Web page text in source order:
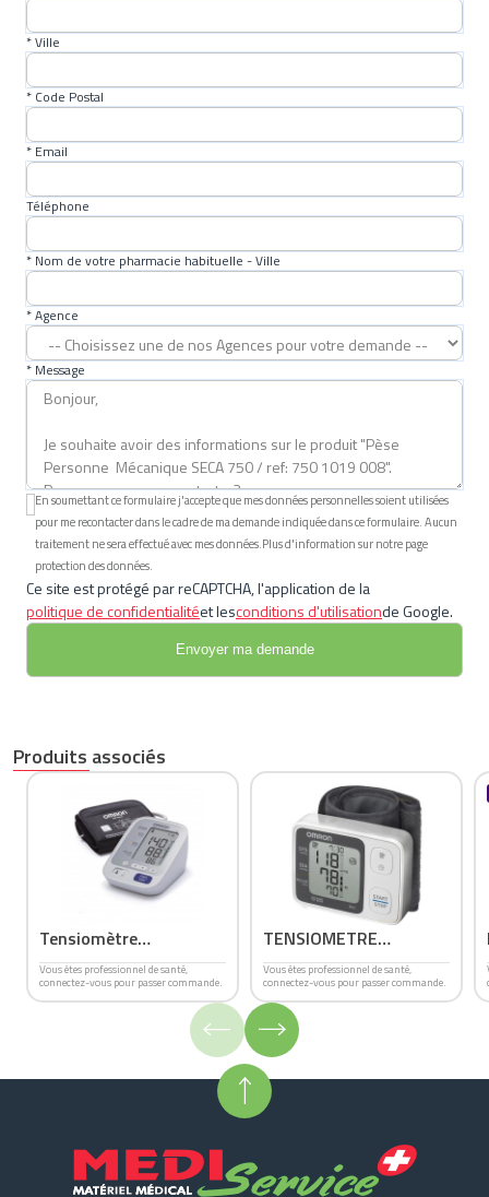
* Ville
* Code Postal
* Email
Téléphone
* Nom de votre pharmacie habituelle - Ville
* Agence
* Message
En soumettant ce formulaire j'accepte que mes données personnelles soient utilisées
pour me recontacter dans le cadre de ma demande indiquée dans ce formulaire. Aucun
traitement ne sera effectué avec mes données.Plus d'information sur notre page
protection des données.
Ce site est protégé par reCAPTCHA, l'application de la
politique de confidentialitéet lesconditions d'utilisationde Google.
Produits associés
Tensiomètre
électronique au Bras
OMRON M3 confort
Vous êtes professionnel de santé,
connectez-vous pour passer commande.
TENSIOMETRE
ELECTRONIQUE OMRON
RS4
Vous êtes professionnel de santé,
connectez-vous pour passer commande.